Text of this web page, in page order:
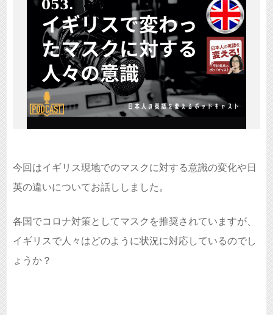
今回はイギリス現地でのマスクに対する意識の変化や日
英の違いについてお話ししました。
各国でコロナ対策としてマスクを推奨されていますが、
イギリスで人々はどのように状況に対応しているのでし
ょうか？